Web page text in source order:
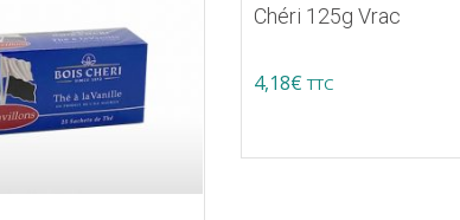
Chéri 125g Vrac
4,18€ TTC